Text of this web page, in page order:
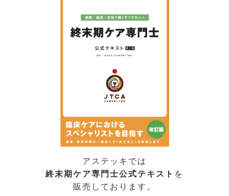
アステッキでは
終末期ケア専門士公式テキスト を
販売しております。